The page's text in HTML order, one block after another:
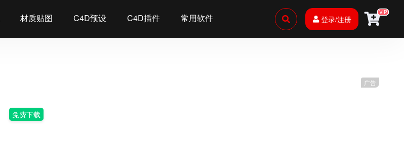
材质贴图 C4D预设 C4D插件 常用软件 登录/注册
VIP
广告
免费下载